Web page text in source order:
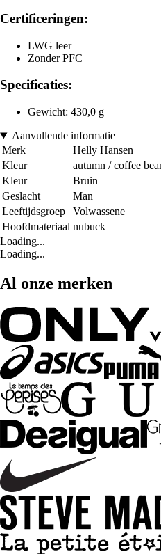
Certificeringen:
LWG leer
Zonder PFC
Specificaties:
Gewicht: 430,0 g
Aanvullende informatie
Merk
Helly Hansen
Kleur
autumn / coffee
Kleur
Bruin
Geslacht
Man
Leeftijdsgroep
Volwassene
Hoofdmateriaal nubuck
Loading...
Loading...
Al onze merken